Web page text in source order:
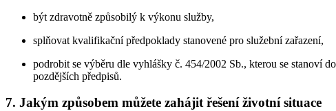
být zdravotně způsobilý k výkonu služby,
splňovat kvalifikační předpoklady stanovené pro služební zařazení,
podrobit se výběru dle vyhlášky č. 454/2002 Sb., kterou se stanoví
pozdějších předpisů.
7. Jakým způsobem můžete zahájit řešení životní situace